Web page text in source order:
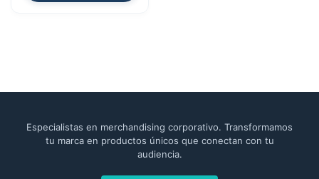
Especialistas en merchandising corporativo. Transformamos
tu marca en productos únicos que conectan con tu
audiencia.